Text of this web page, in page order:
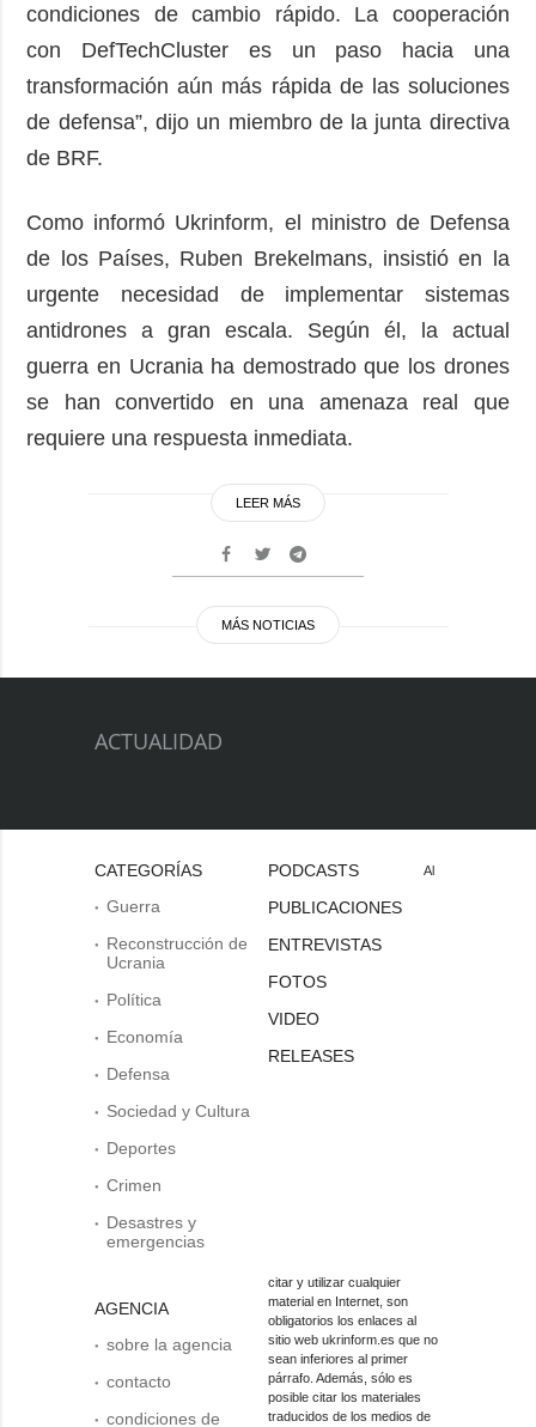
condiciones de cambio rápido. La cooperación
con DefTechCluster es un paso hacia una
transformación aún más rápida de las soluciones
de defensa”, dijo un miembro de la junta directiva
de BRF.
Como informó Ukrinform, el ministro de Defensa
de los Países, Ruben Brekelmans, insistió en la
urgente necesidad de implementar sistemas
antidrones a gran escala. Según él, la actual
guerra en Ucrania ha demostrado que los drones
se han convertido en una amenaza real que
requiere una respuesta inmediata.
LEER MÁS
MÁS NOTICIAS
ACTUALIDAD
CATEGORÍAS
Guerra
Reconstrucción de
Ucrania
Política
Economía
Defensa
Sociedad y Cultura
Deportes
Crimen
Desastres y
emergencias
AGENCIA
sobre la agencia
contacto
condiciones de
PODCASTS
PUBLICACIONES
ENTREVISTAS
FOTOS
VIDEO
RELEASES
Al
citar y utilizar cualquier
material en Internet, son
obligatorios los enlaces al
sitio web ukrinform.es que no
sean inferiores al primer
párrafo. Además, sólo es
posible citar los materiales
traducidos de los medios de